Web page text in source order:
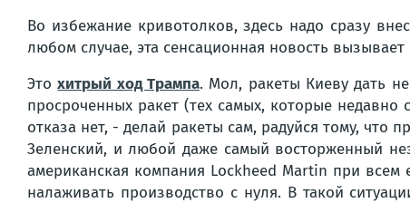
Во избежание кривотолков, здесь надо сразу
любом случае, эта сенсационная новость
Этохитрый ход Трампа. Мол, ракеты Киеву дать
просроченных ракет (тех самых, которые
отказа нет, - делай ракеты сам, радуйся тому,
Зеленский, и любой даже самый восторженный
американская компания Lockheed Martin при
налаживать производство с нуля. В такой